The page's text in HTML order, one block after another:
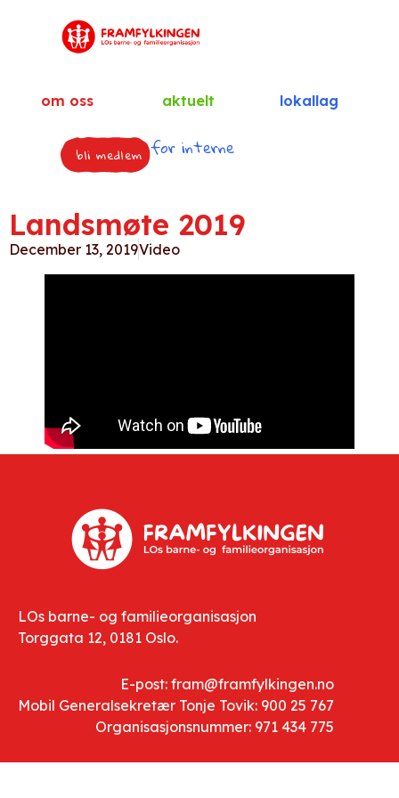
om oss aktuelt lokallag
bli medlem for interne
Landsmøte 2019
December 13, 2019Video
LOs barne- og familieorganisasjon
Torggata 12, 0181 Oslo.
E-post: fram@framfylkingen.no
Mobil Generalsekretær Tonje Tovik: 900 25 767
Organisasjonsnummer: 971 434 775